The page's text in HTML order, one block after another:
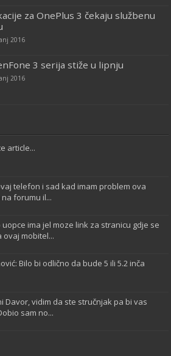
za OnePlus 3 čekaju službenu
2016
3 serija stiže u lipnju
2016
article...
telefon i sad kad imam problem ova
forumu il...
uopce ima jel moze link za stranicu gdje se
mobitel...
Bilo bi odlično da bude 5 ili 5.2 inča
Davor, vidim da ste stručnjak pa bi vas
sam no...